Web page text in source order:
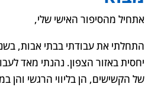
אתחיל מהסיפור האישי שלי,
יחסית באזור הצפון. נהנתי מאד
של הקשישים, הן בליווי הרגשי והן